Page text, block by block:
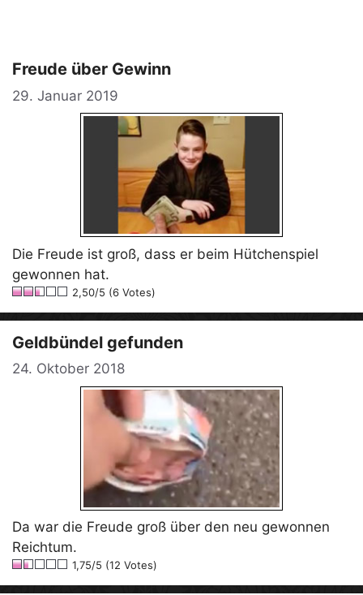
Freude über Gewinn
29. Januar 2019
Die Freude ist groß, dass er beim Hütchenspiel
gewonnen hat.
2,50/5 (6 Votes)
Geldbündel gefunden
24. Oktober 2018
Da war die Freude groß über den neu gewonnen
Reichtum.
1,75/5 (12 Votes)